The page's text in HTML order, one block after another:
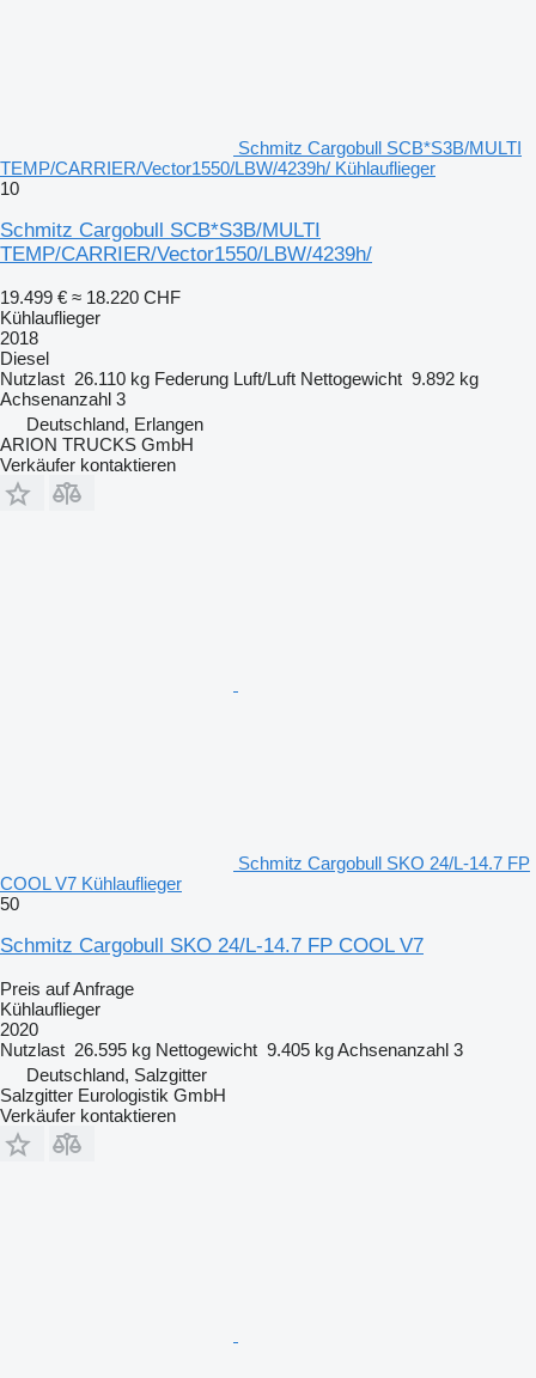
Schmitz Cargobull SCB*S3B/MULTI
TEMP/CARRIER/Vector1550/LBW/4239h/ Kühlauflieger
10
Schmitz Cargobull SCB*S3B/MULTI
TEMP/CARRIER/Vector1550/LBW/4239h/
19.499 € ≈ 18.220 CHF
Kühlauflieger
2018
Diesel
Nutzlast 26.110 kg Federung Luft/Luft Nettogewicht 9.892 kg
Achsenanzahl 3
Deutschland, Erlangen
ARION TRUCKS GmbH
Verkäufer kontaktieren
Schmitz Cargobull SKO 24/L-14.7 FP
COOL V7 Kühlauflieger
50
Schmitz Cargobull SKO 24/L-14.7 FP COOL V7
Preis auf Anfrage
Kühlauflieger
2020
Nutzlast 26.595 kg Nettogewicht 9.405 kgAchsenanzahl 3
Deutschland, Salzgitter
Salzgitter Eurologistik GmbH
Verkäufer kontaktieren